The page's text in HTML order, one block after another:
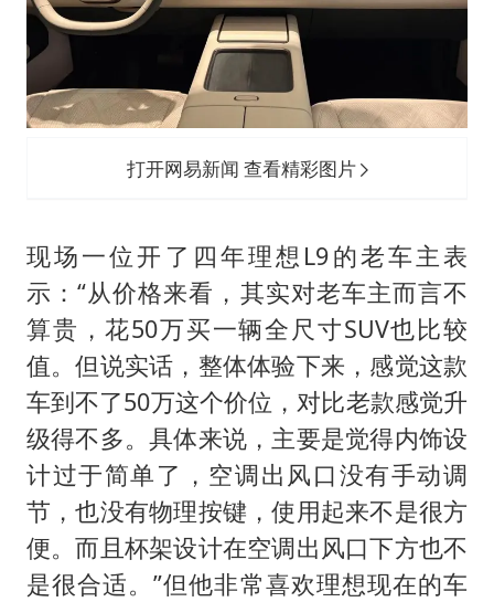
打开网易新闻 查看精彩图片
现场一位开了四年理想L9的老车主表
示：“从价格来看，其实对老车主而言不
算贵，花50万买一辆全尺寸SUV也比较
值。但说实话，整体体验下来，感觉这款
车到不了50万这个价位，对比老款感觉升
级得不多。具体来说，主要是觉得内饰设
计过于简单了，空调出风口没有手动调
节，也没有物理按键，使用起来不是很方
便。而且杯架设计在空调出风口下方也不
是很合适。”但他非常喜欢理想现在的车